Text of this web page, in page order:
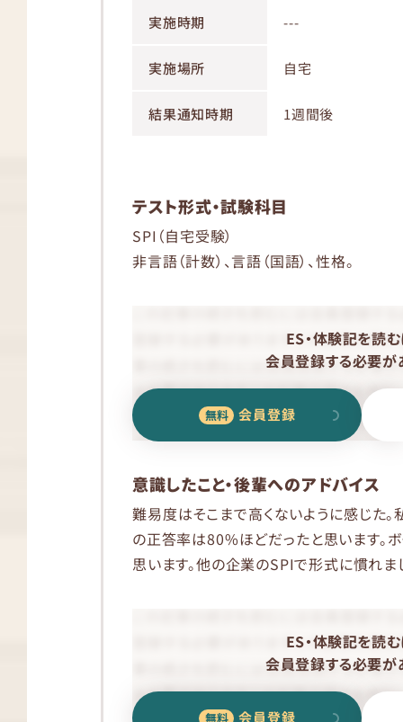
実施時期 ---
実施場所 自宅
結果通知時期 1週間後
テスト形式・試験科目
SPI（自宅受験）
非言語（計数）、言語（国語）、性格。
ES・体験記を読む
会員登録する必要が
会員登録
意識したこと・後輩へのアドバイス
難易度はそこまで高くないように感じた
の正答率は80%ほどだったと思います。
思います。他の企業のSPIで形式に慣れま
ES・体験記を読む
会員登録する必要が
会員登録